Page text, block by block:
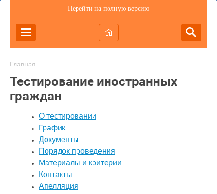
Перейти на полную версию
Главная
Тестирование иностранных
граждан
О тестировании
График
Документы
Порядок проведения
Материалы и критерии
Контакты
Апелляция